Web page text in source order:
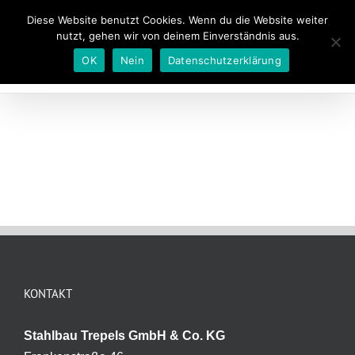
+49 2454 9277-0 | info@stahlbau-trepels.de
KONTAKT
Stahlbau Trepels GmbH & Co. KG
Diese Website benutzt Cookies. Wenn du die Website weiter
nutzt, gehen wir von deinem Einverständnis aus.
OK
Nein Datenschutzerklärung